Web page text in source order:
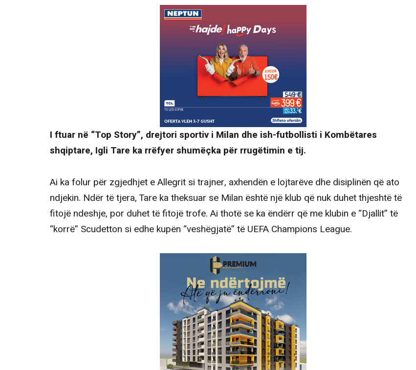
I ftuar në “Top Story”, drejtori sportiv i Milan dhe ish-futbollisti i Kombëtares
shqiptare, Igli Tare ka rrëfyer shumëçka për rrugëtimin e tij.
Ai ka folur për zgjedhjet e Allegrit si trajner, axhendën e lojtarëve dhe disiplinën që ato
ndjekin. Ndër të tjera, Tare ka theksuar se Milan është një klub që nuk duhet thjeshtë të
fitojë ndeshje, por duhet të fitojë trofe. Ai thotë se ka ëndërr që me klubin e “Djallit” të
“korrë” Scudetton si edhe kupën “veshëgjatë” të UEFA Champions League.